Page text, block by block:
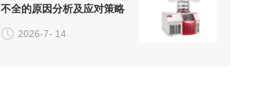
不全的原因分析及应对策略
2026-7- 14